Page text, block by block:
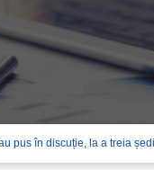
pus în discuție, la a treia